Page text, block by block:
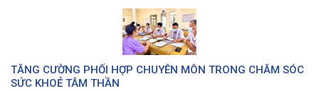
TĂNG CƯỜNG PHỐI HỢP CHUYÊN MÔN TRONG CHĂM SÓC
SỨC KHOẺ TÂM THẦN